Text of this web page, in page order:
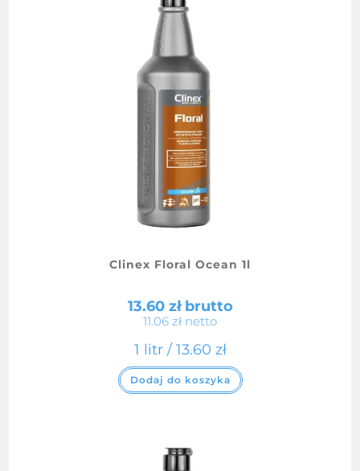
Clinex Floral Ocean 1l
13.60 złbrutto
11.06 zł netto
1 litr / 13.60 zł
Dodaj do koszyka